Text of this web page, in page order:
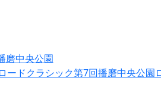
磨中央公園
ードクラシック第7回播磨中央公園